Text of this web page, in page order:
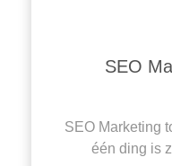
SEO
SEO Marketing
één ding is